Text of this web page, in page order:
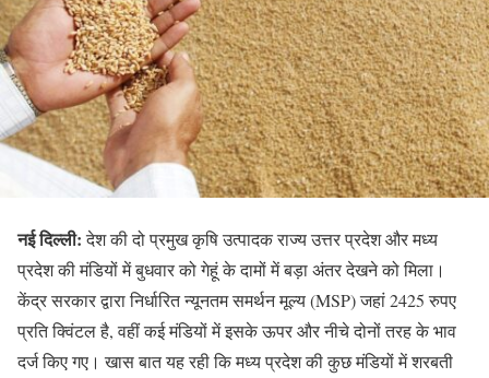
नई दिल्ली:देश की दो प्रमुख कृषि उत्पादक राज्य उत्तर प्रदेश और मध्य
प्रदेश की मंडियों में बुधवार को गेहूं के दामों में बड़ा अंतर देखने को मिला।
केंद्र सरकार द्वारा निर्धारित न्यूनतम समर्थन मूल्य (MSP) जहां 2425 रुपए
प्रति क्विंटल है, वहीं कई मंडियों में इसके ऊपर और नीचे दोनों तरह के भाव
दर्ज किए गए। खास बात यह रही कि मध्य प्रदेश की कुछ मंडियों में शरबती